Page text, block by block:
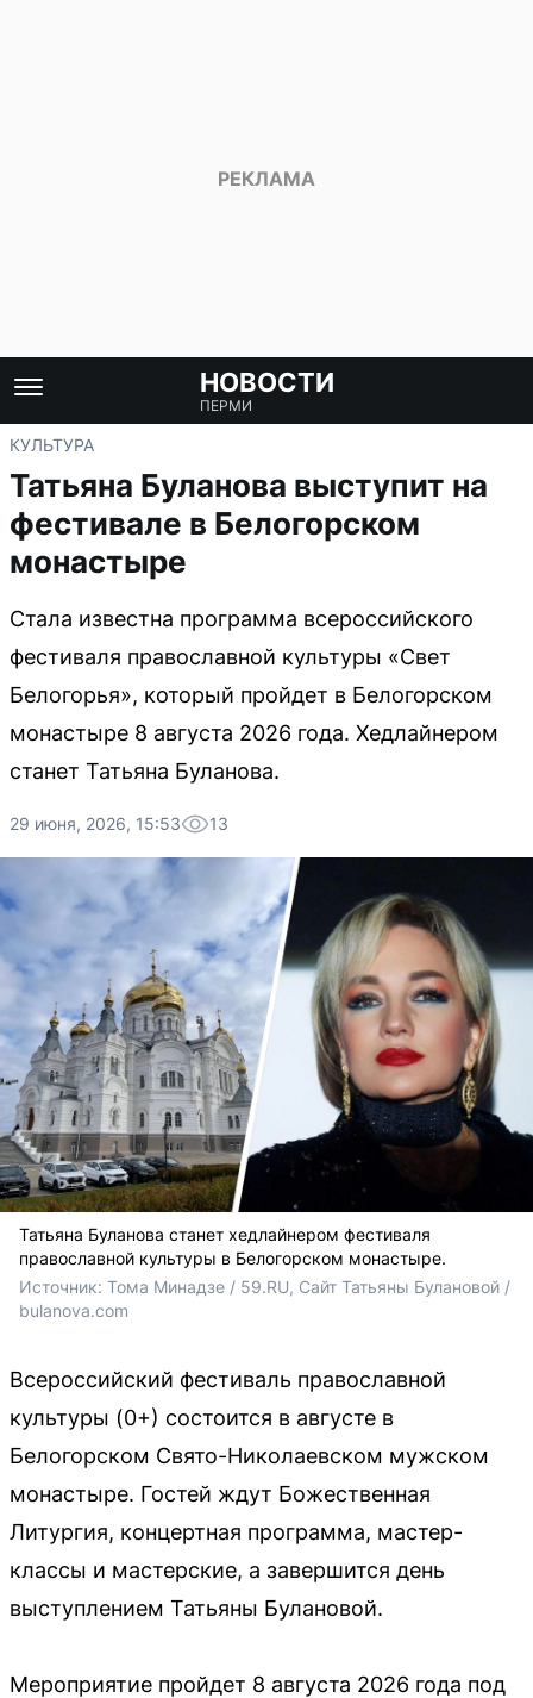
НОВОСТИ
ПЕРМИ
КУЛЬТУРА
Татьяна Буланова выступит на
фестивале в Белогорском
монастыре
Стала известна программа всероссийского
фестиваля православной культуры «Свет
Белогорья», который пройдет в Белогорском
монастыре 8 августа 2026 года. Хедлайнером
станет Татьяна Буланова.
29 июня, 2026, 15:53 13
Татьяна Буланова станет хедлайнером фестиваля
православной культуры в Белогорском монастыре.
Источник: Тома Минадзе / 59.RU, Сайт Татьяны Булановой /
bulanova.com
Всероссийский фестиваль православной
культуры (0+) состоится в августе в
Белогорском Свято-Николаевском мужском
монастыре. Гостей ждут Божественная
Литургия, концертная программа, мастер-
классы и мастерские, а завершится день
выступлением Татьяны Булановой.
Мероприятие пройдет 8 августа 2026 года под